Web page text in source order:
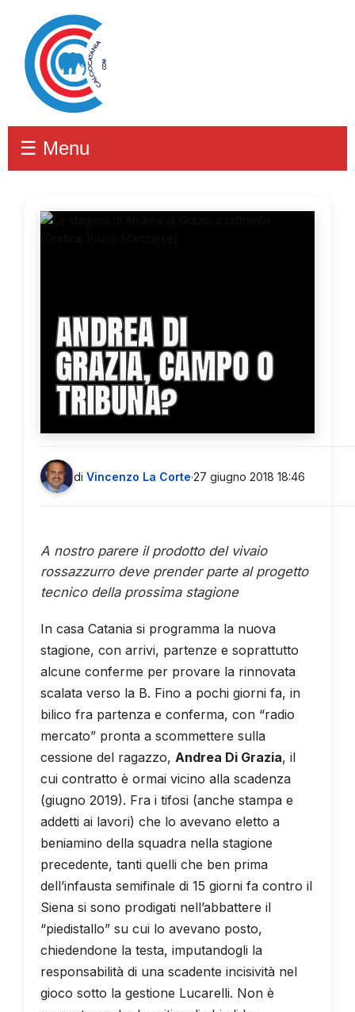
☰ Menu
ANDREA DI
GRAZIA, CAMPO O
TRIBUNA?
di Vincenzo La Corte·27 giugno 2018 18:46
A nostro parere il prodotto del vivaio
rossazzurro deve prender parte al progetto
tecnico della prossima stagione
In casa Catania si programma la nuova
stagione, con arrivi, partenze e soprattutto
alcune conferme per provare la rinnovata
scalata verso la B. Fino a pochi giorni fa, in
bilico fra partenza e conferma, con “radio
mercato” pronta a scommettere sulla
cessione del ragazzo, Andrea Di Grazia, il
cui contratto è ormai vicino alla scadenza
(giugno 2019). Fra i tifosi (anche stampa e
addetti ai lavori) che lo avevano eletto a
beniamino della squadra nella stagione
precedente, tanti quelli che ben prima
dell’infausta semifinale di 15 giorni fa contro il
Siena si sono prodigati nell’abbattere il
“piedistallo” su cui lo avevano posto,
chiedendone la testa, imputandogli la
responsabilità di una scadente incisività nel
gioco sotto la gestione Lucarelli. Non è